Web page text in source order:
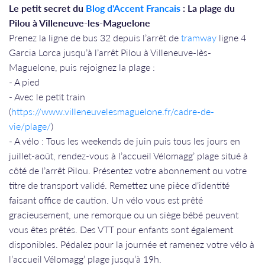
Le petit secret du Blog d'Accent Francais : La plage du
Pilou à Villeneuve-les-Maguelone
Prenez la ligne de bus 32 depuis l’arrêt detramway ligne 4
Garcia Lorca jusqu’à l’arrêt Pilou à Villeneuve-lès-
Maguelone, puis rejoignez la plage :
- A pied
- Avec le petit train
(https://www.villeneuvelesmaguelone.fr/cadre-de-
vie/plage/)
- A vélo : Tous les weekends de juin puis tous les jours en
juillet-août, rendez-vous à l’accueil Vélomagg’ plage situé à
côté de l’arrêt Pilou. Présentez votre abonnement ou votre
titre de transport validé. Remettez une pièce d’identité
faisant office de caution. Un vélo vous est prêté
gracieusement, une remorque ou un siège bébé peuvent
vous êtes prêtés. Des VTT pour enfants sont également
disponibles. Pédalez pour la journée et ramenez votre vélo à
l’accueil Vélomagg’ plage jusqu’à 19h.